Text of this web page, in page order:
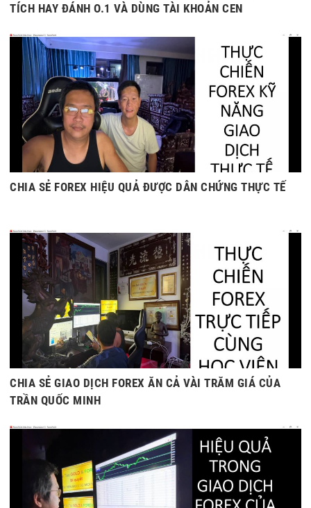
TÍCH HAY ĐÁNH O.1 VÀ DÙNG TÀI KHOẢN CEN
CHIA SẺ FOREX HIỆU QUẢ ĐƯỢC DẪN CHỨNG THỰC TẾ
CHIA SẺ GIAO DỊCH FOREX ĂN CẢ VÀI TRĂM GIÁ CỦA
TRẦN QUỐC MINH